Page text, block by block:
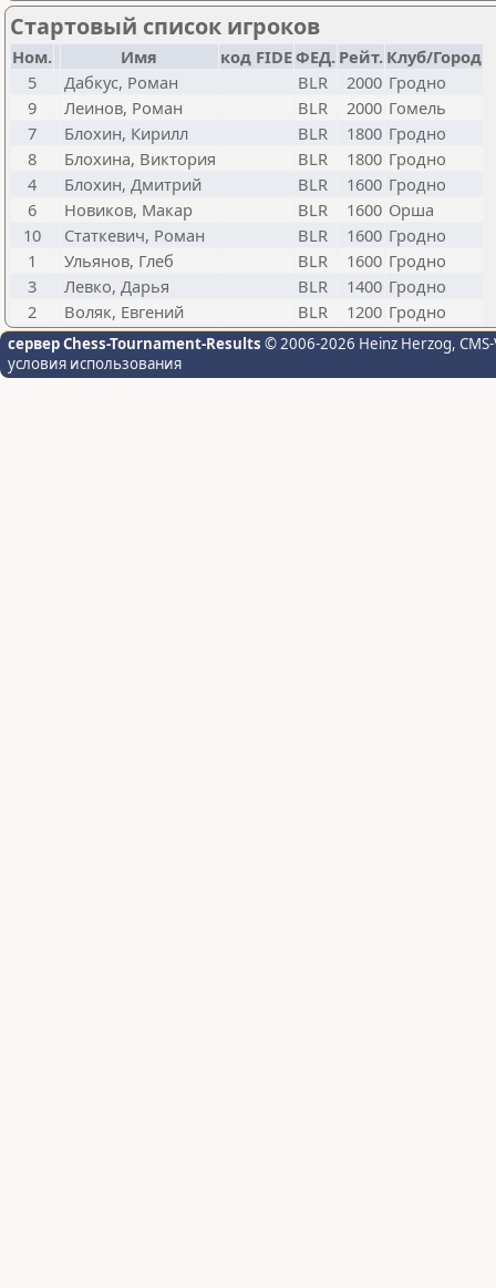
Стартовый список игроков
Ном. Имя код FIDEФЕД. Рейт. Клуб/Город
5
Дабкус, Роман BLR 2000 Гродно
9
Леинов, Роман BLR 2000 Гомель
7
Блохин, Кирилл BLR 1800 Гродно
8
Блохина, Виктория BLR 1800 Гродно
4
Блохин, Дмитрий BLR 1600 Гродно
6
Новиков, Макар BLR 1600 Орша
10
Статкевич, Роман BLR 1600 Гродно
1
Ульянов, Глеб BLR 1600 Гродно
3
Левко, Дарья BLR 1400 Гродно
2
Воляк, Евгений BLR 1200 Гродно
сервер Chess-Tournament-Results © 2006-2026 Heinz Herzog,
условия использования